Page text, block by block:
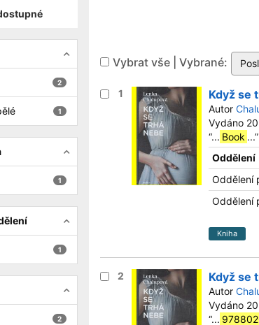
Vybrat vše | Vybrané:
1 Když se
Autor
Vydáno
“... Book ...”
Oddělení
Oddělení
Oddělení
Kniha
2 Když se
Autor
Vydáno
“...
2
1
1
1
2